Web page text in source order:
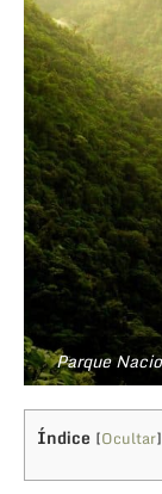
Parque
Índice [Ocultar]